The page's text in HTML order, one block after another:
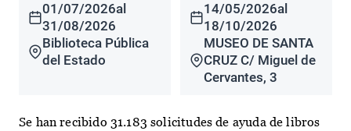
01/07/2026al
31/08/2026
Biblioteca Pública
del Estado
14/05/2026al
18/10/2026
MUSEO DE SANTA
CRUZ C/ Miguel de
Cervantes, 3
Se han recibido 31.183 solicitudes de ayuda de libros